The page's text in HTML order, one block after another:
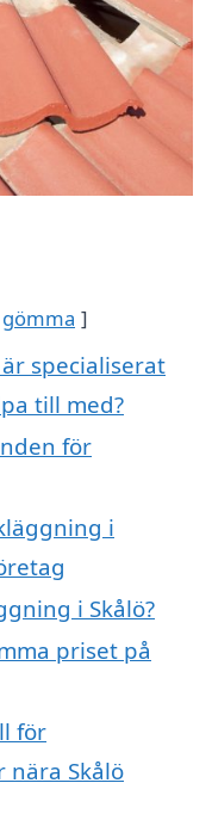
gömma
specialiserat
till med?
för
i
i Skålö?
priset på
för
Skålö